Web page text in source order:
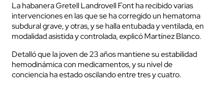
La habanera Gretell Landrovell Font ha recibido varias
intervenciones en las que se ha corregido un hematoma
subdural grave, y otras, y se halla entubada y ventilada, en
modalidad asistida y controlada, explicó Martínez Blanco.
Detalló que la joven de 23 años mantiene su estabilidad
hemodinámica con medicamentos, y su nivel de
conciencia ha estado oscilando entre tres y cuatro.